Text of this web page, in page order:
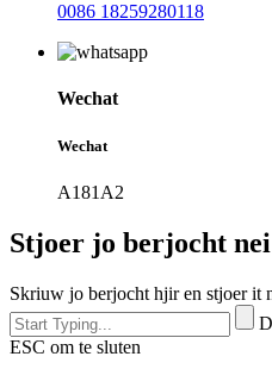
0086 18259280118
Wechat
Wechat
A181A2
Stjoer jo berjocht
Skriuw jo berjocht hjir en stjoer it
ESC om te sluten